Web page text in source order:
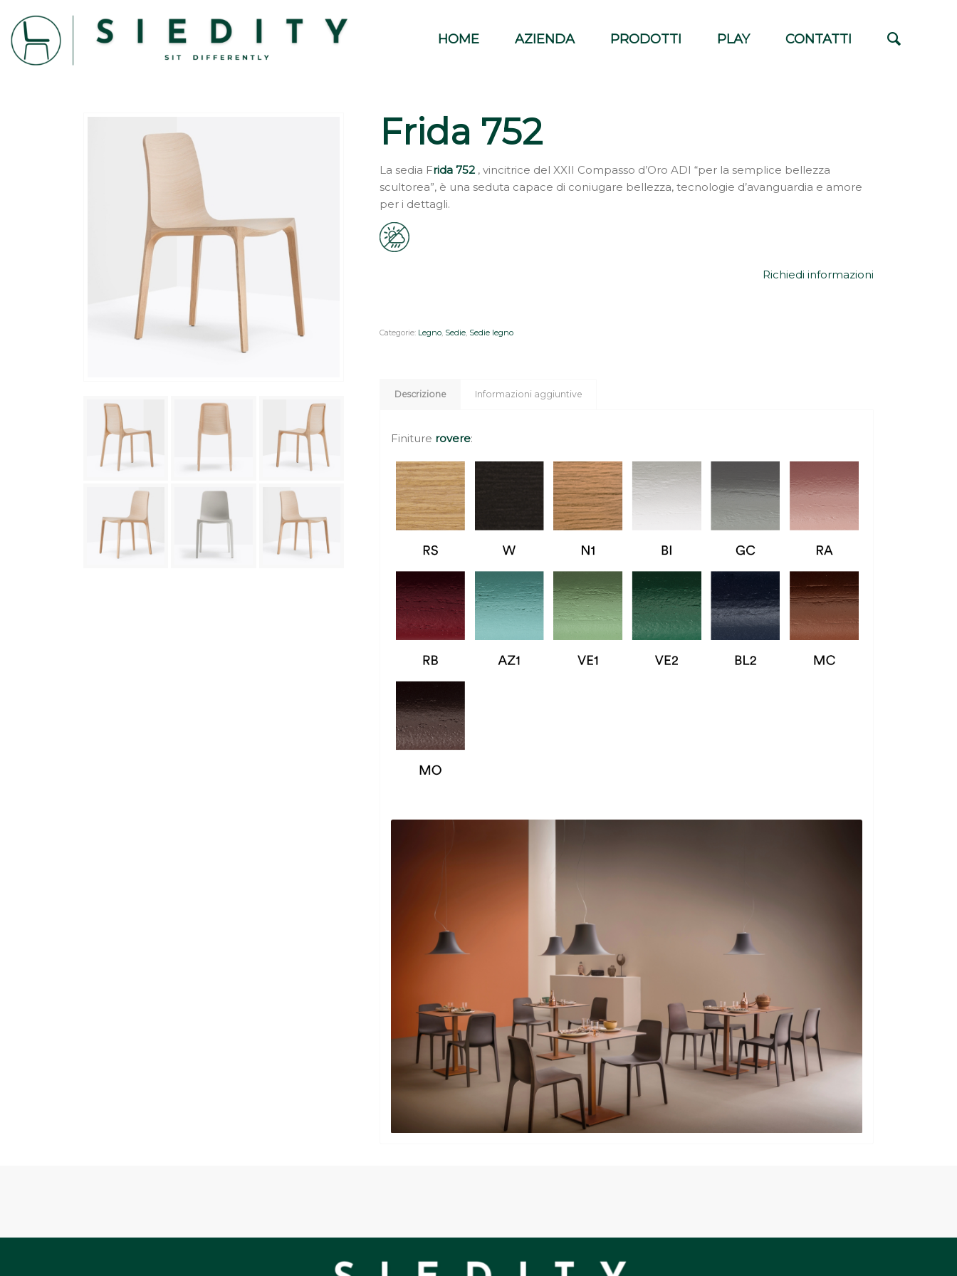
HOME AZIENDA PRODOTTI PLAY CONTATTI
Frida 752
La sedia Frida 752 , vincitrice del XXII Compasso d’Oro ADI “per la semplice bellezza
scultorea”, è una seduta capace di coniugare bellezza, tecnologie d’avanguardia e amore
per i dettagli.
Richiedi informazioni
Categorie: Legno, Sedie, Sedie legno
Descrizione Informazioni aggiuntive
Finiture rovere: